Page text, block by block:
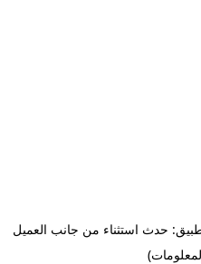
حدث استثناء من جانب العميل